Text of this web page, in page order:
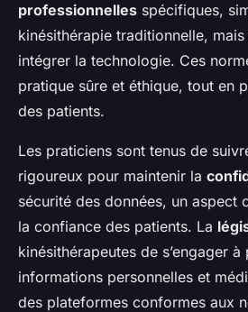
professionnelles spécifiques,
kinésithérapie traditionnelle,
intégrer la technologie. Ces
pratique sûre et éthique, tout en
des patients.
Les praticiens sont tenus de
rigoureux pour maintenir la
sécurité des données, un aspect
la confiance des patients. La
kinésithérapeutes de s’engager
informations personnelles et
des plateformes conformes aux